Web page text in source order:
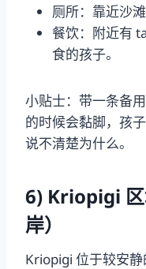
厕所：靠近沙
餐饮：附近有
食的孩子。
小贴士：带一条备
的时候会黏脚，孩
说不清楚为什么。
6) Kriopigi 区
岸）
Kriopigi 位于较安静